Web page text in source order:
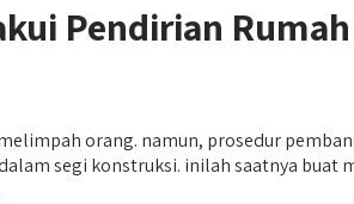
Pendirian
orang. namun, prosedur
segi konstruksi. inilah saatnya